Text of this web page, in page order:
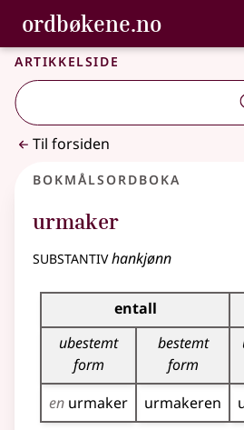
Gå til hovedinnhold
Tilgjengelighet
ordbøkene.no,
Bokmålsordboka og Nynorskordboka
Artikkelside
Til forsiden
Bokmålsordboka
urmaker
substantivhankjønn
Bøyingstabell for dette
entall
ubestemt
form
bestemt
form
en urmaker urmakeren